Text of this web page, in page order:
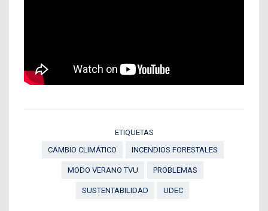
ETIQUETAS
CAMBIO CLIMÁTICO
INCENDIOS FORESTALES
MODO VERANO TVU PROBLEMAS
SUSTENTABILIDAD UDEC